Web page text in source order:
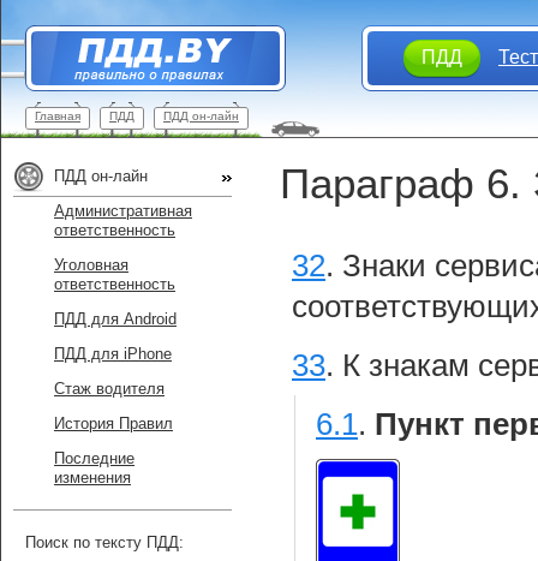
ПДД
Главная ПДД ПДД он-лайн
Параграф 6.
32. Знаки
33. К знакам
6.1. Пункт
ПДД он-лайн
Административная
ответственность
Уголовная
ответственность
ПДД для Android
ПДД для iPhone
Стаж водителя
История Правил
Последние
изменения
Поиск по тексту ПДД: